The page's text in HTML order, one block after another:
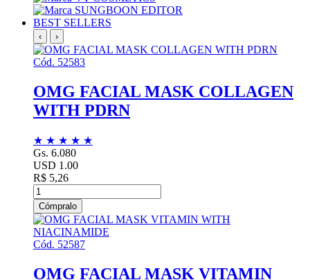
BEST SELLERS
‹ ›
Cód. 52583
OMG FACIAL MASK COLLAGEN
WITH PDRN
★ ★ ★ ★ ★
Gs. 6.080
USD 1.00
R$ 5,26
Cómpralo
Cód. 52587
OMG FACIAL MASK VITAMIN